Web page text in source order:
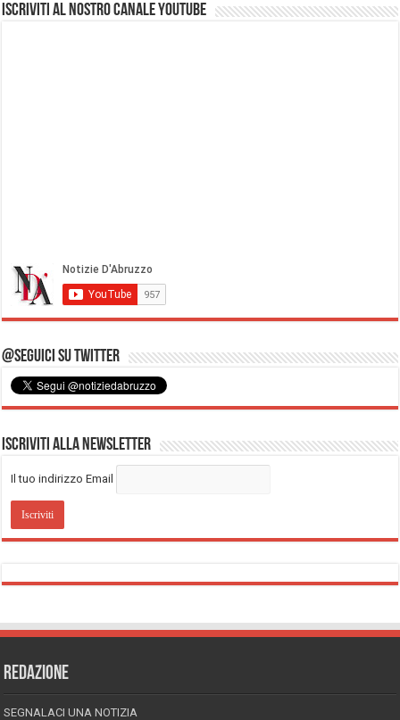
Iscriviti al nostro Canale Youtube
@Seguici su Twitter
Iscriviti alla Newsletter
Il tuo indirizzo Email
REDAZIONE
SEGNALACI UNA NOTIZIA